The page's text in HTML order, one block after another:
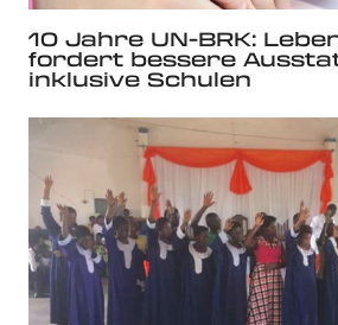
10 Jahre UN-BRK:
fordert bessere
inklusive Schulen